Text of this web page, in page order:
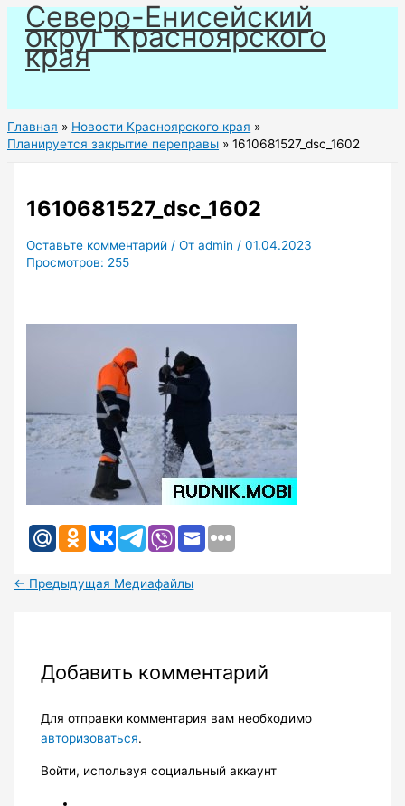
Перейти
содержимому
Северо-Енисейский
округ Красноярского
края
Главная
Новости Красноярского края
Планируется закрытие переправы
1610681527_dsc_1602
1610681527_dsc_1602
Оставьте комментарий / Отadmin /01.04.2023
Просмотров: 255
← Предыдущая Медиафайлы
Добавить комментарий
Для отправки комментария вам необходимо
авторизоваться.
Войти, используя социальный аккаунт